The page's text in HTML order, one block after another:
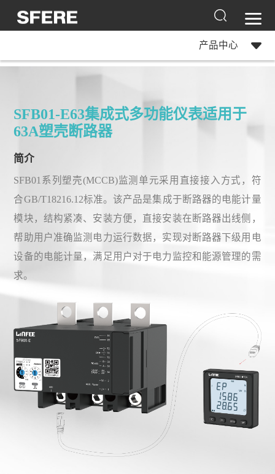
产品中心
SFB01-E63集成式多功能仪表适用于
63A塑壳断路器
简介
SFB01系列塑壳(MCCB)监测单元采用直接接入方式，符
合GB/T18216.12标准。该产品是集成于断路器的电能计量
模块，结构紧凑、安装方便，直接安装在断路器出线侧，
帮助用户准确监测电力运行数据，实现对断路器下级用电
设备的电能计量，满足用户对于电力监控和能源管理的需
求。